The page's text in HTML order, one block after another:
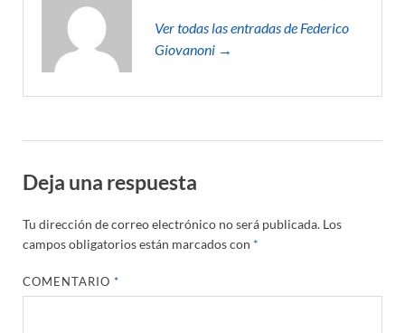
Ver todas las entradas de Federico
Giovanoni →
Deja una respuesta
Tu dirección de correo electrónico no será publicada. Los
campos obligatorios están marcados con *
COMENTARIO*